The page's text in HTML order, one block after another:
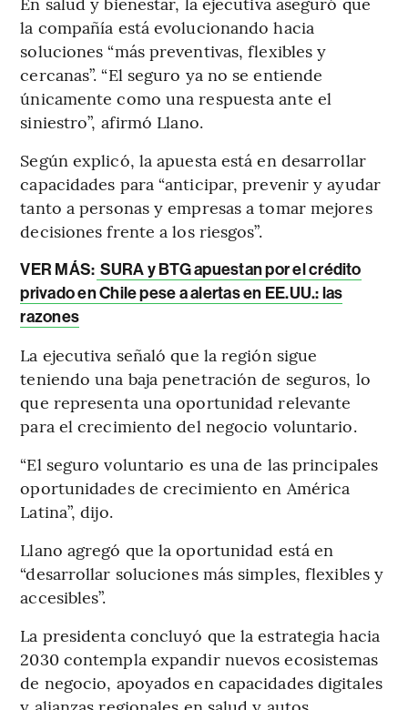
la compañía está evolucionando hacia
soluciones “más preventivas, flexibles y
cercanas”. “El seguro ya no se entiende
únicamente como una respuesta ante el
siniestro”, afirmó Llano.
Según explicó, la apuesta está en desarrollar
capacidades para “anticipar, prevenir y ayudar
tanto a personas y empresas a tomar mejores
decisiones frente a los riesgos”.
VER MÁS: SURA y BTG apuestan por el crédito
privado en Chile pese a alertas en EE.UU.: las
razones
La ejecutiva señaló que la región sigue
teniendo una baja penetración de seguros, lo
que representa una oportunidad relevante
para el crecimiento del negocio voluntario.
“El seguro voluntario es una de las principales
oportunidades de crecimiento en América
Latina”, dijo.
Llano agregó que la oportunidad está en
“desarrollar soluciones más simples, flexibles y
accesibles”.
La presidenta concluyó que la estrategia hacia
2030 contempla expandir nuevos ecosistemas
de negocio, apoyados en capacidades digitales